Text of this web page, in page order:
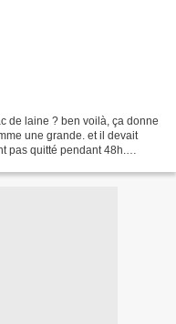
de laine ? ben voilà, ça donne
une grande. et il devait
pas quitté pendant 48h.